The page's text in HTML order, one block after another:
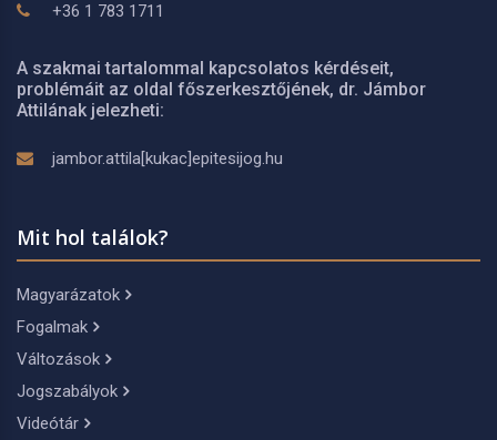
+36 1 783 1711
A szakmai tartalommal kapcsolatos kérdéseit,
problémáit az oldal főszerkesztőjének, dr. Jámbor
Attilának jelezheti:
jambor.attila[kukac]epitesijog.hu
Mit hol találok?
Magyarázatok
Fogalmak
Változások
Jogszabályok
Videótár